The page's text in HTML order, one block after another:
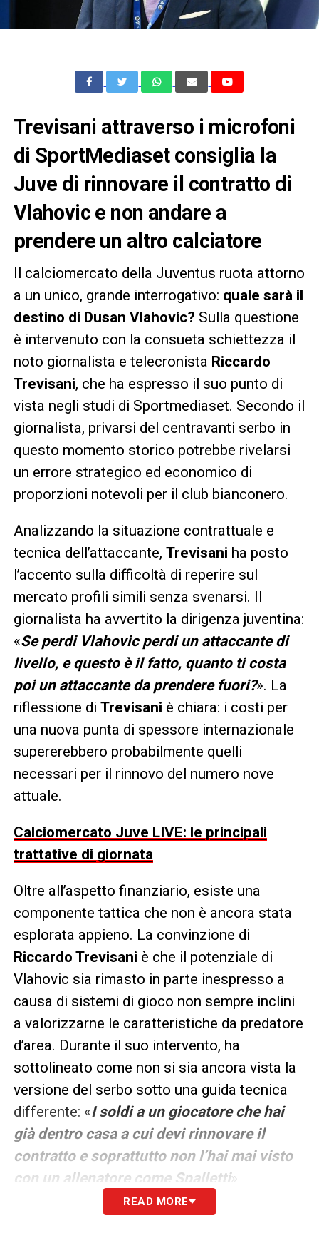
Trevisani attraverso i microfoni
di SportMediaset consiglia la
Juve di rinnovare il contratto di
Vlahovic e non andare a
prendere un altro calciatore
Il calciomercato della Juventus ruota attorno
a un unico, grande interrogativo: quale sarà il
destino di Dusan Vlahovic? Sulla questione
è intervenuto con la consueta schiettezza il
noto giornalista e telecronista Riccardo
Trevisani, che ha espresso il suo punto di
vista negli studi di Sportmediaset. Secondo il
giornalista, privarsi del centravanti serbo in
questo momento storico potrebbe rivelarsi
un errore strategico ed economico di
proporzioni notevoli per il club bianconero.
Analizzando la situazione contrattuale e
tecnica dell’attaccante, Trevisani ha posto
l’accento sulla difficoltà di reperire sul
mercato profili simili senza svenarsi. Il
giornalista ha avvertito la dirigenza juventina:
«Se perdi Vlahovic perdi un attaccante di
livello, e questo è il fatto, quanto ti costa
poi un attaccante da prendere fuori?». La
riflessione di Trevisani è chiara: i costi per
una nuova punta di spessore internazionale
supererebbero probabilmente quelli
necessari per il rinnovo del numero nove
attuale.
Calciomercato Juve LIVE: le principali
trattative di giornata
Oltre all’aspetto finanziario, esiste una
componente tattica che non è ancora stata
esplorata appieno. La convinzione di
Riccardo Trevisani è che il potenziale di
Vlahovic sia rimasto in parte inespresso a
causa di sistemi di gioco non sempre inclini
a valorizzarne le caratteristiche da predatore
d’area. Durante il suo intervento, ha
sottolineato come non si sia ancora vista la
versione del serbo sotto una guida tecnica
differente: «I soldi a un giocatore che hai
già dentro casa a cui devi rinnovare il
contratto e soprattutto non l’hai mai visto
con un allenatore come Spalletti».
In un calcio che spesso si perde in bilanci e
READ MORE